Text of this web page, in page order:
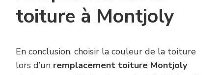
toiture à Montjoly
En conclusion, choisir la couleur de la toiture
lors d’un remplacement toiture Montjoly